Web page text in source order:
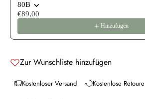
80B
€89,00
Hinzufügen
Zur Wunschliste hinzufügen
Kostenloser Versand Kostenlose Retoure